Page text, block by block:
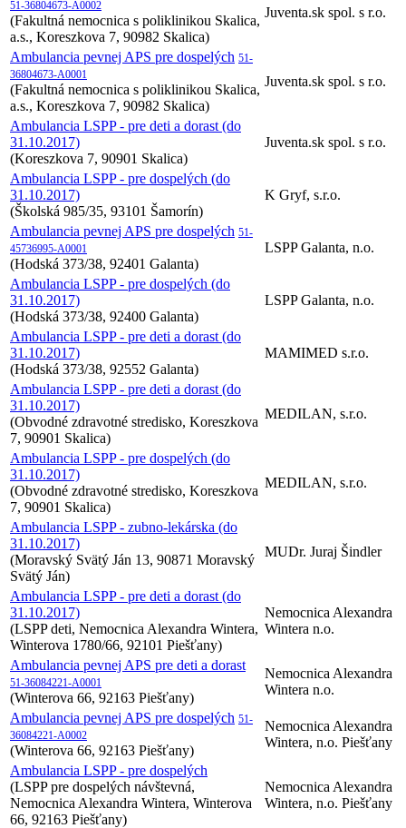
51-36804673-A0002
(Fakultná nemocnica s poliklinikou Skalica,
a.s., Koreszkova 7, 90982 Skalica)
Juventa.sk spol. s r.o.
Ambulancia pevnej APS pre dospelých 51-
36804673-A0001
(Fakultná nemocnica s poliklinikou Skalica,
a.s., Koreszkova 7, 90982 Skalica)
Juventa.sk spol. s r.o.
Ambulancia LSPP - pre deti a dorast (do
31.10.2017)
(Koreszkova 7, 90901 Skalica)
Juventa.sk spol. s r.o.
Ambulancia LSPP - pre dospelých (do
31.10.2017)
(Školská 985/35, 93101 Šamorín)
K Gryf, s.r.o.
Ambulancia pevnej APS pre dospelých 51-
45736995-A0001
(Hodská 373/38, 92401 Galanta)
LSPP Galanta, n.o.
Ambulancia LSPP - pre dospelých (do
31.10.2017)
(Hodská 373/38, 92400 Galanta)
LSPP Galanta, n.o.
Ambulancia LSPP - pre deti a dorast (do
31.10.2017)
(Hodská 373/38, 92552 Galanta)
MAMIMED s.r.o.
Ambulancia LSPP - pre deti a dorast (do
31.10.2017)
(Obvodné zdravotné stredisko, Koreszkova
7, 90901 Skalica)
MEDILAN, s.r.o.
Ambulancia LSPP - pre dospelých (do
31.10.2017)
(Obvodné zdravotné stredisko, Koreszkova
7, 90901 Skalica)
MEDILAN, s.r.o.
Ambulancia LSPP - zubno-lekárska (do
31.10.2017)
(Moravský Svätý Ján 13, 90871 Moravský
Svätý Ján)
MUDr. Juraj Šindler
Ambulancia LSPP - pre deti a dorast (do
31.10.2017)
(LSPP deti, Nemocnica Alexandra Wintera,
Winterova 1780/66, 92101 Piešťany)
Nemocnica Alexandra
Wintera n.o.
Ambulancia pevnej APS pre deti a dorast
51-36084221-A0001
(Winterova 66, 92163 Piešťany)
Nemocnica Alexandra
Wintera n.o.
Ambulancia pevnej APS pre dospelých 51-
36084221-A0002
(Winterova 66, 92163 Piešťany)
Nemocnica Alexandra
Wintera, n.o. Piešťany
Ambulancia LSPP - pre dospelých
(LSPP pre dospelých návštevná,
Nemocnica Alexandra Wintera, Winterova
66, 92163 Piešťany)
Nemocnica Alexandra
Wintera, n.o. Piešťany